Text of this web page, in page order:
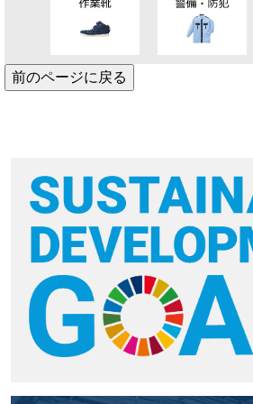
前のページに戻る
キンショウお問い合わ
お買い物やお問い合わせ相談のサポート